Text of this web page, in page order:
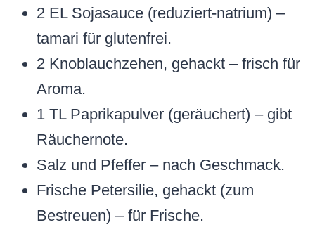
2 EL Sojasauce (reduziert-natrium) –
tamari für glutenfrei.
2 Knoblauchzehen, gehackt – frisch für
Aroma.
1 TL Paprikapulver (geräuchert) – gibt
Räuchernote.
Salz und Pfeffer – nach Geschmack.
Frische Petersilie, gehackt (zum
Bestreuen) – für Frische.